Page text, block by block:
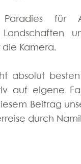
für
Landschaften
die Kamera.
absolut
auf eigene
Beitrag
durch